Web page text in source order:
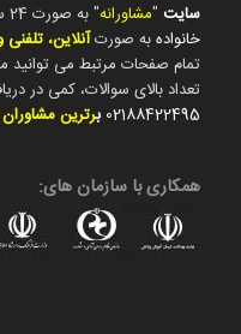
سایت"مشاورانه" به صورت 24 ساعته در زمینه های
خانوادهبه صورتآنلاین،
تمام صفحات مرتبط می توانید
تعداد بالای سوالات، کمی در
02188422495 برترین مشاوران
همکاری با سازمان های: